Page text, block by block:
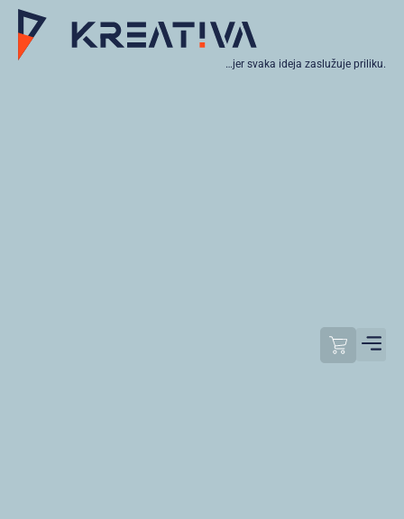
…jer svaka ideja zaslužuje priliku.